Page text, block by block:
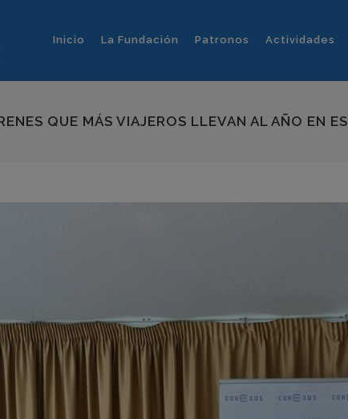
Inicio La Fundación Patronos Actividades
QUE MÁS VIAJEROS LLEVAN AL AÑO EN